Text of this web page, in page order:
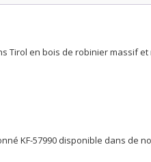
Tirol en bois de robinier massif
KF-57990 disponible dans de